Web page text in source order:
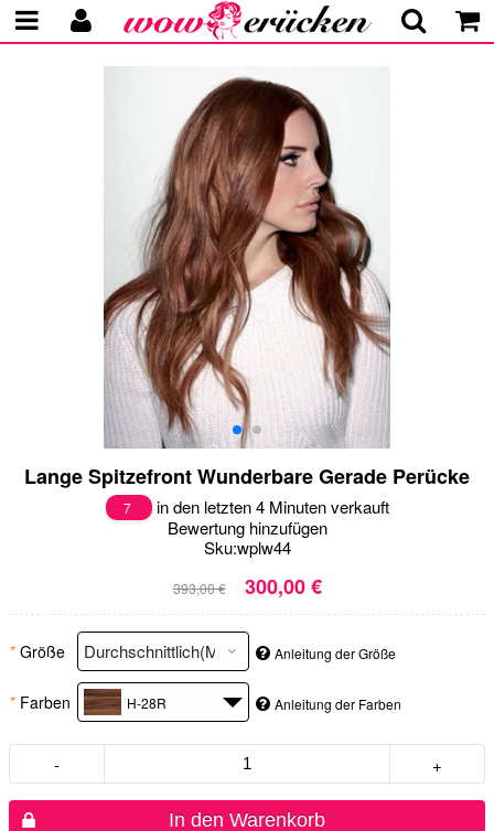
Lange Spitzefront Wunderbare Gerade Perücke
7
in den letzten 4 Minuten verkauft
Bewertung hinzufügen
Sku:wplw44
393,00 € 300,00 €
* Größe Anleitung der Größe
* Farben H-28R Anleitung der Farben
- +
In den Warenkorb